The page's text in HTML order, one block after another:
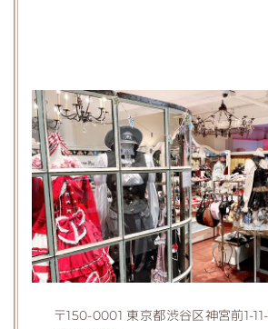
〒150-0001 東京都渋谷区神宮前1-